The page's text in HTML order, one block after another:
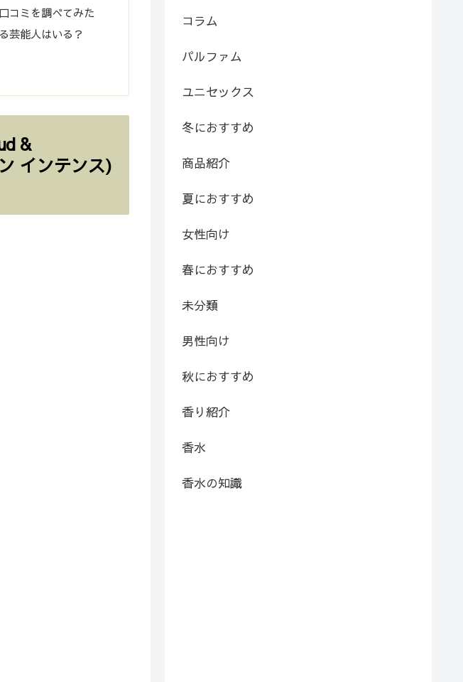
コミを調べてみた
芸能人はいる？
&
インテンス)
コラム
パルファム
ユニセックス
冬におすすめ
商品紹介
夏におすすめ
女性向け
春におすすめ
未分類
男性向け
秋におすすめ
香り紹介
香水
香水の知識